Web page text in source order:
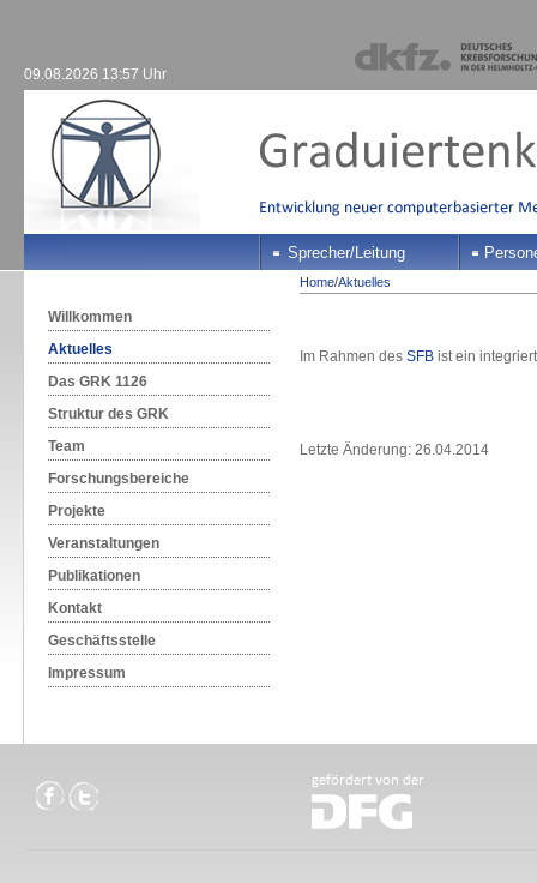
09.08.2026 13:57 Uhr
Sprecher/Leitung
Willkommen
Aktuelles
Das GRK 1126
Struktur des GRK
Team
Forschungsbereiche
Projekte
Veranstaltungen
Publikationen
Kontakt
Geschäftsstelle
Impressum
Home/Aktuelles
Im Rahmen des SFBist ein
Letzte Änderung: 26.04.2014